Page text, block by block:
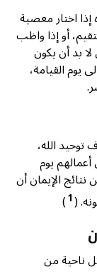
اختار معصية
أو إذا واظب
بد أن يكون
يوم القيامة،
توحيد الله،
أعمالهم يوم
الإيمان أن
(
1
)
ناحية من